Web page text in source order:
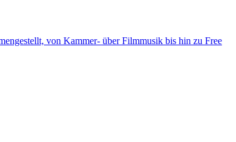
von Kammer- über Filmmusik bis hin zu Free